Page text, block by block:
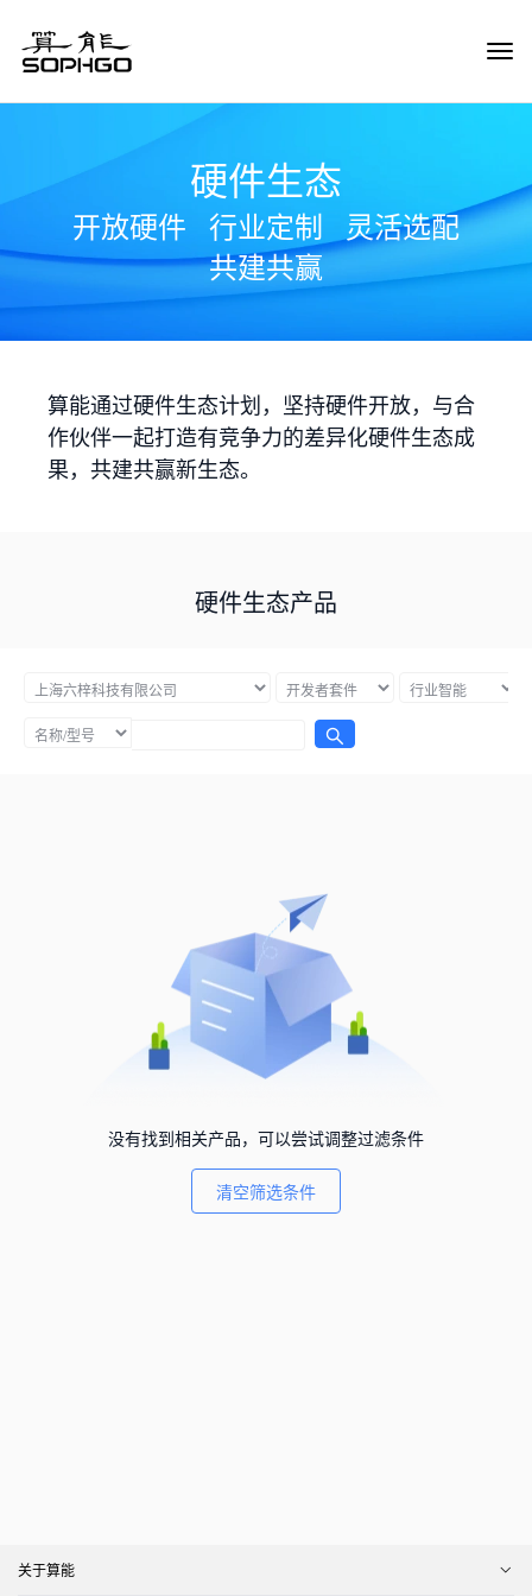
硬件生态
开放硬件 行业定制
灵活选配
共建共赢
算能通过硬件生态计划，坚持硬件开放，与合
作伙伴一起打造有竞争力的差异化硬件生态成
果，共建共赢新生态。
硬件生态产品
没有找到相关产品，可以尝试调整过滤条件
清空筛选条件
关于算能